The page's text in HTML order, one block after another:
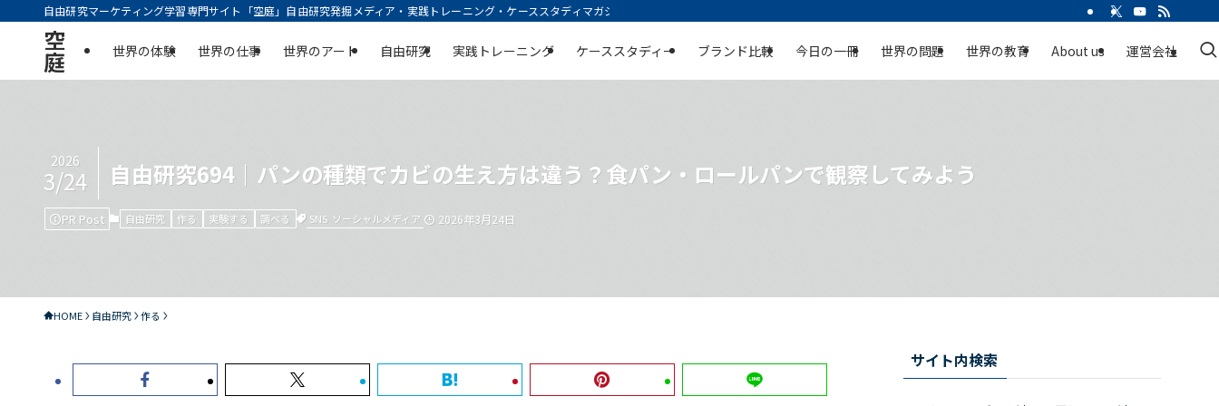
自由研究マーケティング学習専門サイト「空庭」自由研究発掘メディア・実践トレーニング・ケーススタディマガジン | 空庭
空
庭 世界の体験 世界の仕事 世界のアート 自由研究 実践トレーニング ケーススタディー ブランド比較 今日の一冊 世界の問題 世界の教育 About us 運営会社
自由研究694｜パンの種類でカビの生え方は違う？食パン・ロールパンで観察してみよう
2026
3/24
PR Post 自由研究 作る 実験する 調べる SNS ソーシャルメディア 2026年3月24日
HOME 自由研究 作る
サイト内検索